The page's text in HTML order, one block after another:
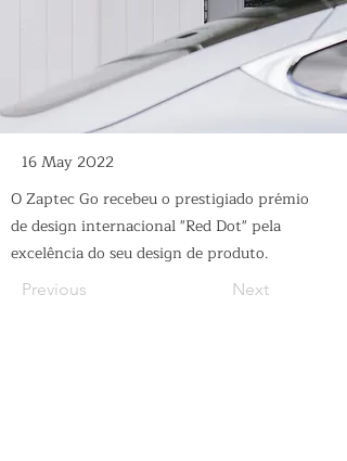
16 May 2022
O Zaptec Go recebeu o prestigiado prémio
de design internacional "Red Dot" pela
excelência do seu design de produto.
Previous Next